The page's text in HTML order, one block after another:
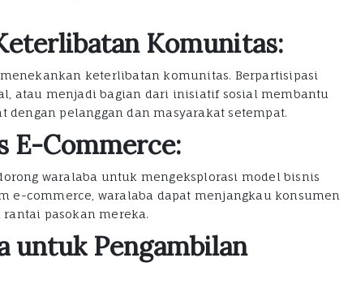
Komunitas:
keterlibatan komunitas. Berpartisipasi
atau menjadi bagian dari inisiatif sosial membantu
pelanggan dan masyarakat setempat.
E-Commerce:
waralaba untuk mengeksplorasi model bisnis
e-commerce, waralaba dapat menjangkau konsumen
pasokan mereka.
untuk Pengambilan